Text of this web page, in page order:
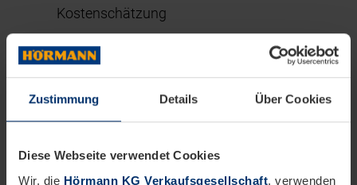
Zustimmung Details Über Cookies
Diese Webseite verwendet Cookies
Wir, die Hörmann KG Verkaufsgesellschaft, verwenden
Kostenschätzung
einemBeratungstermin mit unserem
Außendienst
der Suche nach ausführenden Firmenfür die